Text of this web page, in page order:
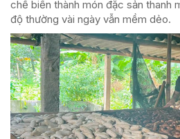
chế biến thành món đặc sản thanh
độ thường vài ngày vẫn mềm dẻo.